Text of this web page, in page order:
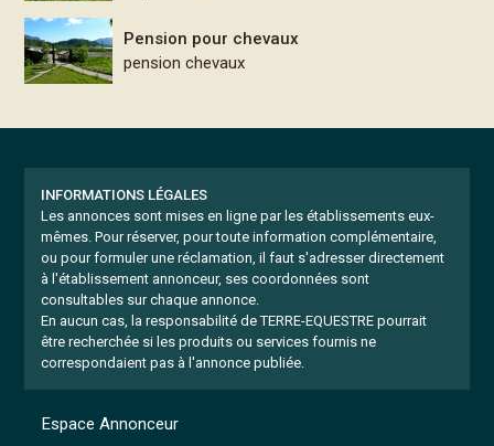
Pension pour chevaux
pension chevaux
INFORMATIONS LÉGALES
Les annonces sont mises en ligne par les établissements eux-
mêmes. Pour réserver, pour toute information complémentaire,
ou pour formuler une réclamation, il faut s'adresser directement
à l'établissement annonceur, ses coordonnées sont
consultables sur chaque annonce.
En aucun cas, la responsabilité de TERRE-EQUESTRE pourrait
être recherchée si les produits ou services fournis ne
correspondaient pas à l'annonce publiée.
Espace Annonceur